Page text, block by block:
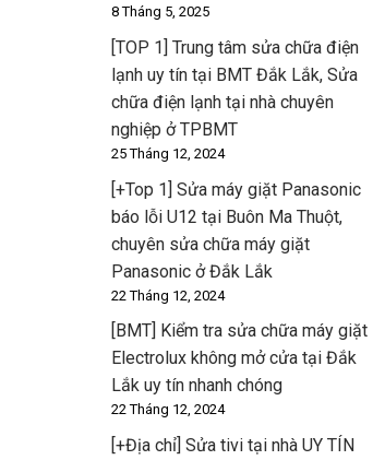
8 Tháng 5, 2025
[TOP 1] Trung tâm sửa chữa điện
lạnh uy tín tại BMT Đắk Lắk, Sửa
chữa điện lạnh tại nhà chuyên
nghiệp ở TPBMT
25 Tháng 12, 2024
[+Top 1] Sửa máy giặt Panasonic
báo lỗi U12 tại Buôn Ma Thuột,
chuyên sửa chữa máy giặt
Panasonic ở Đắk Lắk
22 Tháng 12, 2024
[BMT] Kiểm tra sửa chữa máy giặt
Electrolux không mở cửa tại Đắk
Lắk uy tín nhanh chóng
22 Tháng 12, 2024
[+Địa chỉ] Sửa tivi tại nhà UY TÍN